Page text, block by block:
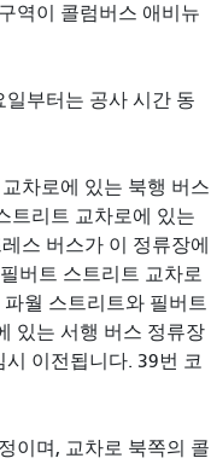
역이 콜럼버스 애비뉴
부터는 공사 시간 동
차로에 있는 북행 버스
트리트 교차로에 있는
스 버스가 이 정류장에
버트 스트리트 교차로
월 스트리트와 필버트
있는 서행 버스 정류장
이전됩니다. 39번 코
이며, 교차로 북쪽의 콜